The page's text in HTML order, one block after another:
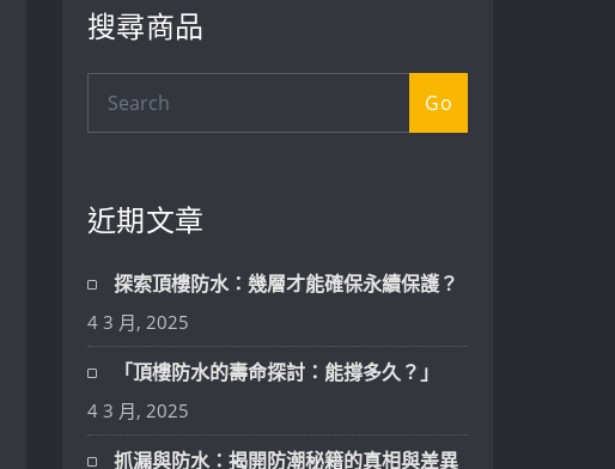
搜尋商品
Go
近期文章
探索頂樓防水：幾層才能確保永續保護？
4 3 月, 2025
「頂樓防水的壽命探討：能撐多久？」
4 3 月, 2025
抓漏與防水：揭開防潮秘籍的真相與差異